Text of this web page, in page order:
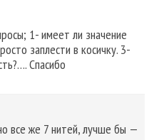
1- имеет ли значение
заплести в косичку. 3-
Спасибо
все же 7 нитей, лучше бы —